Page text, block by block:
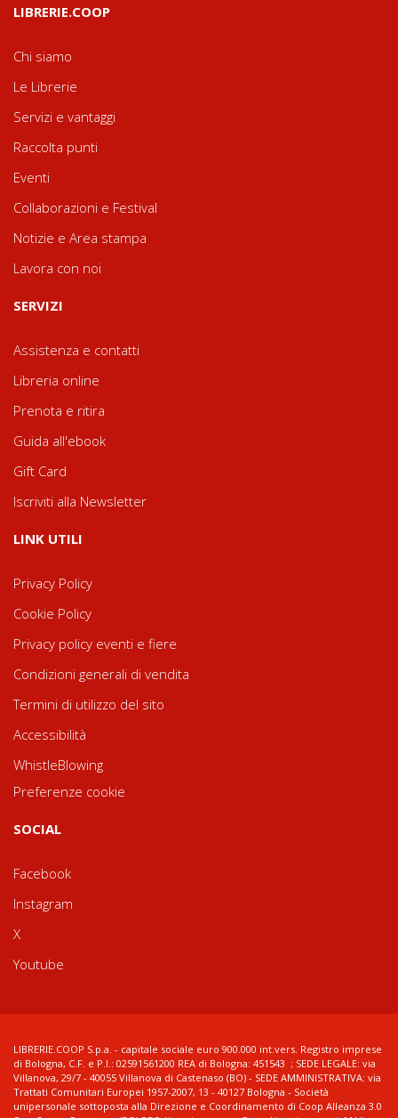
LIBRERIE.COOP
Chi siamo
Le Librerie
Servizi e vantaggi
Raccolta punti
Eventi
Collaborazioni e Festival
Notizie e Area stampa
Lavora con noi
SERVIZI
Assistenza e contatti
Libreria online
Prenota e ritira
Guida all'ebook
Gift Card
Iscriviti alla Newsletter
LINK UTILI
Privacy Policy
Cookie Policy
Privacy policy eventi e fiere
Condizioni generali di vendita
Termini di utilizzo del sito
Accessibilità
WhistleBlowing
Preferenze cookie
SOCIAL
Facebook
Instagram
X
Youtube
LIBRERIE.COOP S.p.a. - capitale sociale euro 900.000 int.vers. Registro imprese
di Bologna, C.F. e P.I.: 02591561200 REA di Bologna: 451543 ; SEDE LEGALE: via
Villanova, 29/7 - 40055 Villanova di Castenaso (BO) - SEDE AMMINISTRATIVA: via
Trattati Comunitari Europei 1957-2007, 13 - 40127 Bologna - Società
unipersonale sottoposta alla Direzione e Coordinamento di Coop Alleanza 3.0